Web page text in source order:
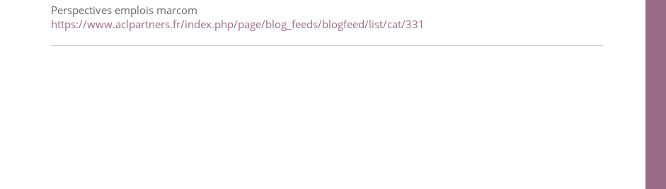
Perspectives emplois marcom
https://www.aclpartners.fr/index.php/page/blog_feeds/blogfeed/list/cat/331